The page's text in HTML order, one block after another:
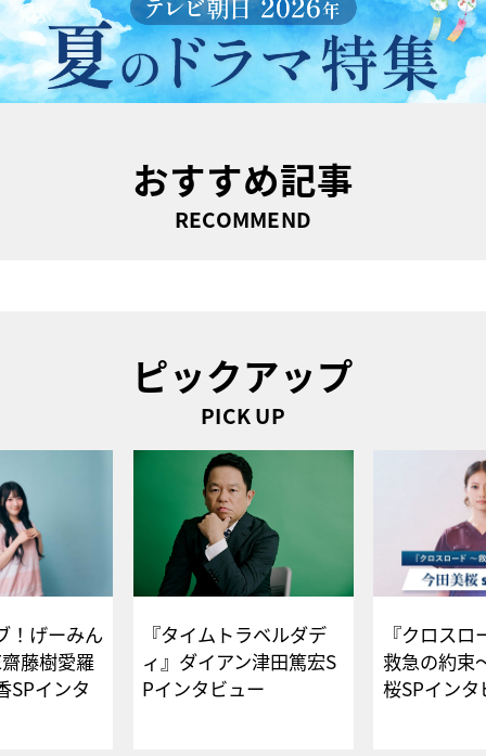
おすすめ記事
RECOMMEND
ピックアップ
PICK UP
！げーみん
藤樹愛羅
SPインタ
『タイムトラベルダデ
ィ』ダイアン津田篤宏S
Pインタビュー
『クロス
救急の約束
桜SPイ